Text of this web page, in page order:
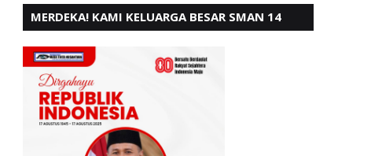
MERDEKA! KAMI KELUARGA BESAR SMAN 14